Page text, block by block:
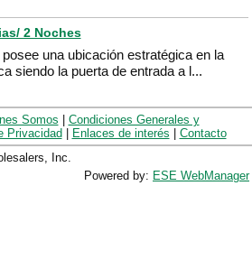
2 Noches
una ubicación estratégica en la
siendo la puerta de entrada a l...
Somos
Condiciones Generales y
Privacidad Enlaces de interés
Contacto
Inc.
Powered by: ESE WebManager